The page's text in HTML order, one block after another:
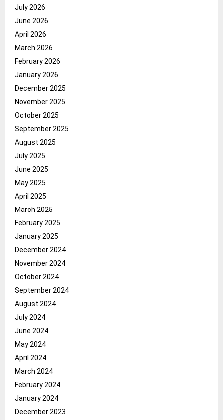
July 2026
June 2026
April 2026
March 2026
February 2026
January 2026
December 2025
November 2025
October 2025
September 2025
August 2025
July 2025
June 2025
May 2025
April 2025
March 2025
February 2025
January 2025
December 2024
November 2024
October 2024
September 2024
August 2024
July 2024
June 2024
May 2024
April 2024
March 2024
February 2024
January 2024
December 2023